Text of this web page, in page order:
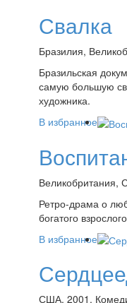
Свалка
Бразилия,
Бразильская
самую большую
художника.
В избранное
Ретро-драма о
богатого
В избранное
США, 2001,